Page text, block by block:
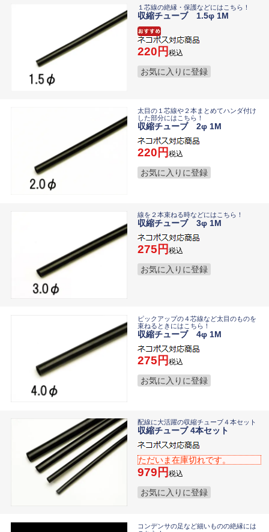
１芯線の絶縁・保護などにはこちら！
収縮チューブ 1.5φ 1M
220 税込
お気に入りに登録
太目の１芯線や２本まとめてハンダ付け
した部分にはこちら！
収縮チューブ 2φ 1M
220 税込
お気に入りに登録
線を２本束ねる時などにはこちら！
収縮チューブ 3φ 1M
275 税込
お気に入りに登録
ピックアップの４芯線など太目のものを
束ねるときにはこちら！
収縮チューブ 4φ 1M
275 税込
お気に入りに登録
配線に大活躍の収縮チューブ４本セット
収縮チューブ 4本セット
ただいま在庫切れです。
979 税込
お気に入りに登録
コンデンサの足など細いものの絶縁には